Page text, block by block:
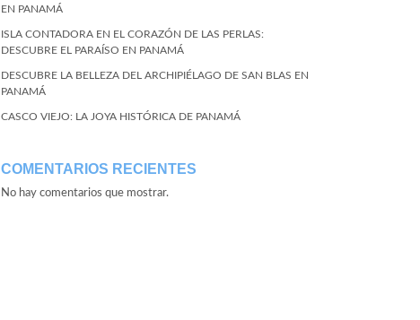
EN PANAMÁ
ISLA CONTADORA EN EL CORAZÓN DE LAS PERLAS:
DESCUBRE EL PARAÍSO EN PANAMÁ
DESCUBRE LA BELLEZA DEL ARCHIPIÉLAGO DE SAN BLAS EN
PANAMÁ
CASCO VIEJO: LA JOYA HISTÓRICA DE PANAMÁ
COMENTARIOS RECIENTES
No hay comentarios que mostrar.